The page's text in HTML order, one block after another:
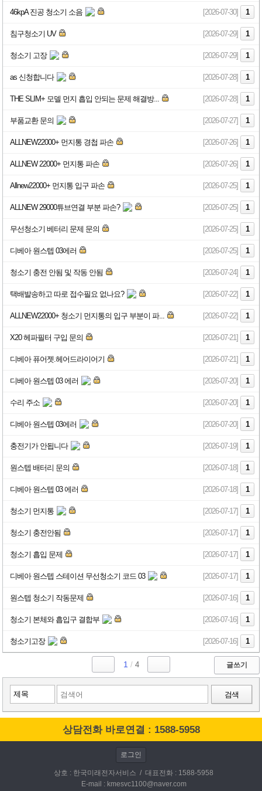
46kpA 진공 청소기 소음 [2026-07-30] 1
침구청소기 UV [2026-07-29] 1
청소기 고장 [2026-07-29] 1
as 신청합니다 [2026-07-28] 1
THE SLIM+ 모델 먼지 흡입 안되는 문제 해결방... [2026-07-28] 1
부품교환 문의 [2026-07-27] 1
ALLNEW22000+ 먼지통 경첩 파손 [2026-07-26] 1
ALLNEW 22000+ 먼지통 파손 [2026-07-26] 1
Allnew22000+ 먼지통 입구 파손 [2026-07-25] 1
ALLNEW 29000튜브연결 부분 파손? [2026-07-25] 1
무선청소기 베터리 문제 문의 [2026-07-25] 1
디베아 원스텝 03에러 [2026-07-25] 1
청소기 충전 안됨 및 작동 안됨 [2026-07-24] 1
택배발송하고 따로 접수필요 없나요? [2026-07-22] 1
ALLNEW22000+ 청소기 먼지통의 입구 부분이 파... [2026-07-22] 1
X20 헤파필터 구입 문의 [2026-07-21] 1
디베아 퓨어젯.헤어드라이어기 [2026-07-21] 1
디베아 원스텝 03 에러 [2026-07-20] 1
수리 주소 [2026-07-20] 1
디베아 원스텝 03에러 [2026-07-20] 1
충전기가 안됩니다 [2026-07-19] 1
원스텝 배터리 문의 [2026-07-18] 1
디베아 원스텝 03 에러 [2026-07-18] 1
청소기 먼지통 [2026-07-17] 1
청소기 충전안됨 [2026-07-17] 1
청소기 흡입 문제 [2026-07-17] 1
디베아 원스텝 스테이션 무선청소기 코드 03 [2026-07-17] 1
원스텝 청소기 작동문제 [2026-07-16] 1
청소기 본체와 흡입구 결합부 [2026-07-16] 1
청소기고장 [2026-07-16] 1
1 /4 글쓰기
검색
상담전화 바로연결 : 1588-5958
로그인
상호 : 한국미래전자서비스 / 대표전화 : 1588-5958
E-mail : kmesvc1100@naver.com